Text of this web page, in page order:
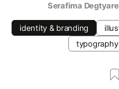
Serafima
identity & branding
typography